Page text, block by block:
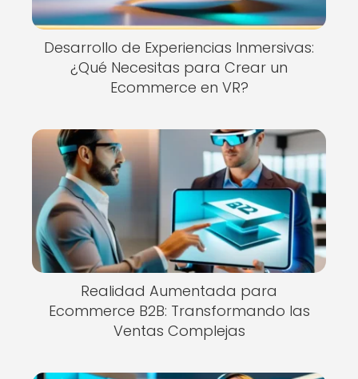
Desarrollo de Experiencias Inmersivas:
¿Qué Necesitas para Crear un
Ecommerce en VR?
Realidad Aumentada para
Ecommerce B2B: Transformando las
Ventas Complejas